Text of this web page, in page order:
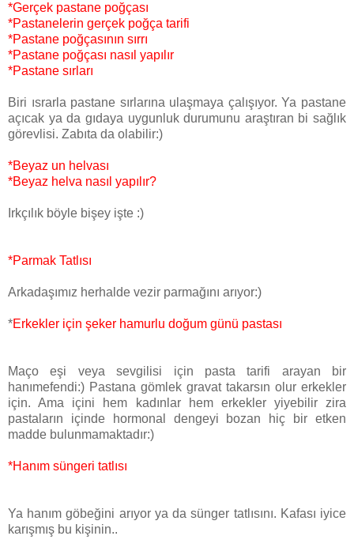
*Gerçek pastane poğçası
*Pastanelerin gerçek poğça tarifi
*Pastane poğçasının sırrı
*Pastane poğçası nasıl yapılır
*Pastane sırları
Biri ısrarla pastane sırlarına ulaşmaya çalışıyor. Ya pastane
açıcak ya da gıdaya uygunluk durumunu araştıran bi sağlık
görevlisi. Zabıta da olabilir:)
*Beyaz un helvası
*Beyaz helva nasıl yapılır?
Irkçılık böyle bişey işte :)
*Parmak Tatlısı
Arkadaşımız herhalde vezir parmağını arıyor:)
*Erkekler için şeker hamurlu doğum günü pastası
Maço eşi veya sevgilisi için pasta tarifi arayan bir
hanımefendi:) Pastana gömlek gravat takarsın olur erkekler
için. Ama içini hem kadınlar hem erkekler yiyebilir zira
pastaların içinde hormonal dengeyi bozan hiç bir etken
madde bulunmamaktadır:)
*Hanım süngeri tatlısı
Ya hanım göbeğini arıyor ya da sünger tatlısını. Kafası iyice
karışmış bu kişinin..